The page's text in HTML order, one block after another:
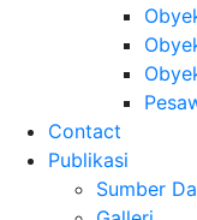
Contact
Publikasi
Sumber